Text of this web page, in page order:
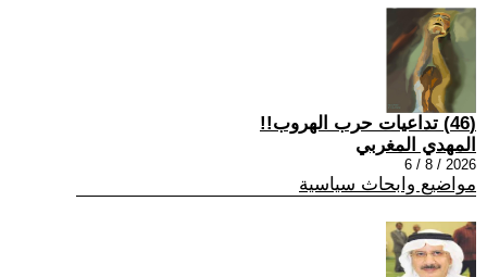
(46) تداعيات حرب الهروب!!
المهدي المغربي
2026 / 8 / 6
مواضيع وابحاث سياسية